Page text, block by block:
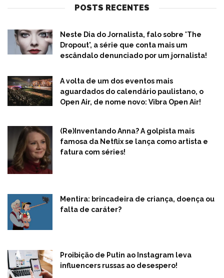
POSTS RECENTES
Neste Dia do Jornalista, falo sobre 'The
Dropout', a série que conta mais um
escândalo denunciado por um jornalista!
A volta de um dos eventos mais
aguardados do calendário paulistano, o
Open Air, de nome novo: Vibra Open Air!
(Re)Inventando Anna? A golpista mais
famosa da Netflix se lança como artista e
fatura com séries!
Mentira: brincadeira de criança, doença ou
falta de caráter?
Proibição de Putin ao Instagram leva
influencers russas ao desespero!